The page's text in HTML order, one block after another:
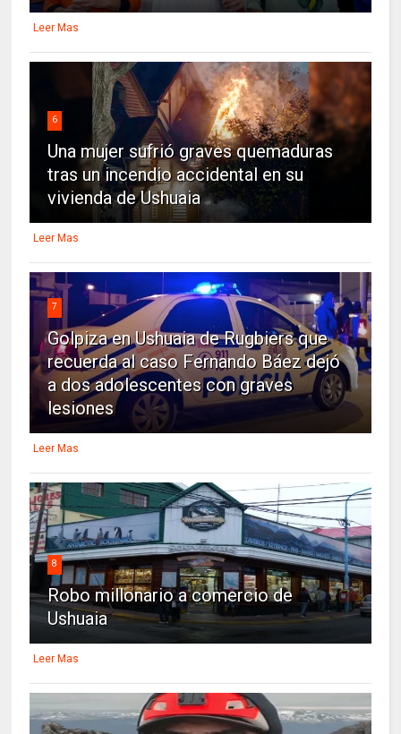
Leer Mas
6
Una mujer sufrió graves quemaduras
tras un incendio accidental en su
vivienda de Ushuaia
Leer Mas
7
Golpiza en Ushuaia de Rugbiers que
recuerda al caso Fernando Báez dejó
a dos adolescentes con graves
lesiones
Leer Mas
8
Robo millonario a comercio de
Ushuaia
Leer Mas